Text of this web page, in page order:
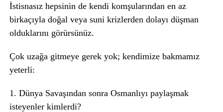
İstisnasız hepsinin de kendi komşularından en az
birkaçıyla doğal veya suni krizlerden dolayı düşman
olduklarını görürsünüz.
Çok uzağa gitmeye gerek yok; kendimize bakmamız
yeterli:
1. Dünya Savaşından sonra Osmanlıyı paylaşmak
isteyenler kimlerdi?